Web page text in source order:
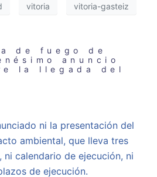
vitoria vitoria-gasteiz
de fuego de
anuncio
la llegada del
ni la presentación del
ambiental, que lleva tres
ni calendario de ejecución, ni
de ejecución.